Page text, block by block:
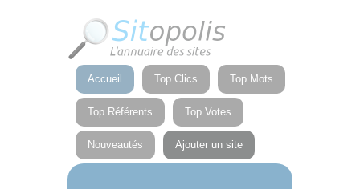
Accueil Top Clics Top Mots
Top Référents Top Votes
Nouveautés Ajouter un site